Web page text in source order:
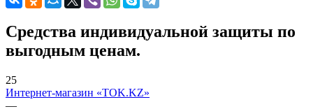
Средства индивидуальной защиты по
выгодным ценам.
25
Интернет-магазин «TOK.KZ»
—